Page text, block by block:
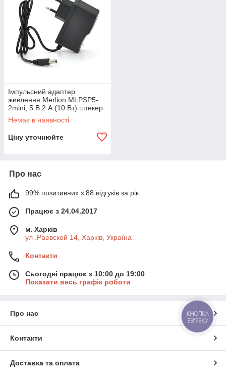
Імпульсний адаптер
живлення Merlion MLPSP5-
2mini, 5 В 2 А (10 Вт) штекер
5,5/2,1, довжина 0,5 м
Немає в наявності
Ціну уточнюйте
Про нас
99% позитивних з 88 відгуків за рік
Працює з 24.04.2017
м. Харків
ул .Раевской 14, Харків, Україна
Контакти
Сьогодні працює з 10:00 до 19:00
Показати весь графік роботи
Про нас
Контакти
Доставка та оплата
КНОПКА
ЗВ'ЯЗКУ